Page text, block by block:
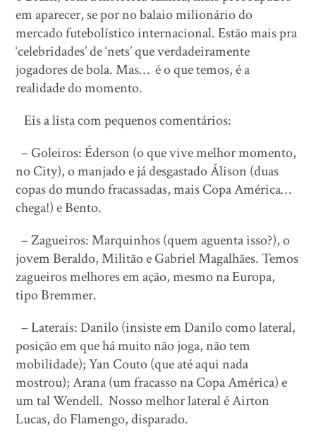
em aparecer, se por no balaio milionário do
mercado futebolístico internacional. Estão mais pra
‘celebridades’ de ‘nets’ que verdadeiramente
jogadores de bola. Mas… é o que temos, é a
realidade do momento.
Eis a lista com pequenos comentários:
– Goleiros: Éderson (o que vive melhor momento,
no City), o manjado e já desgastado Álison (duas
copas do mundo fracassadas, mais Copa América…
chega!) e Bento.
– Zagueiros: Marquinhos (quem aguenta isso?), o
jovem Beraldo, Militão e Gabriel Magalhães. Temos
zagueiros melhores em ação, mesmo na Europa,
tipo Bremmer.
– Laterais: Danilo (insiste em Danilo como lateral,
posição em que há muito não joga, não tem
mobilidade); Yan Couto (que até aqui nada
mostrou); Arana (um fracasso na Copa América) e
um tal Wendell. Nosso melhor lateral é Airton
Lucas, do Flamengo, disparado.